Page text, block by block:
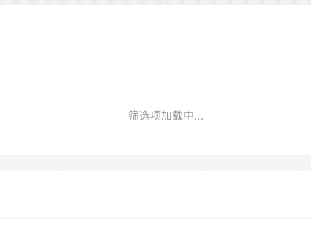
筛选项加载中...